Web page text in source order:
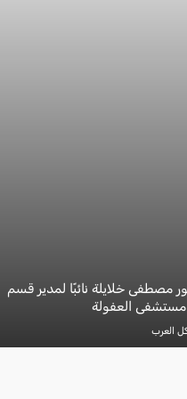
مصطفى خلايلة نائبًا لمدير قسم
مستشفى العفولة